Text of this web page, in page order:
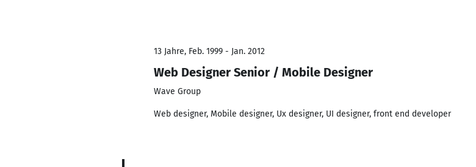
13 Jahre, Feb. 1999 - Jan. 2012
Web Designer Senior / Mobile Designer
Wave Group
Web designer, Mobile designer, Ux designer, UI designer, front end developer